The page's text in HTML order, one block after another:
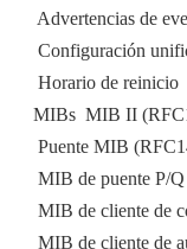
 Advertencias de
 Configuración
 Horario de reinicio
MIBs  MIB II
 Puente MIB
 MIB de puente P/
 MIB de cliente de
 MIB de cliente de